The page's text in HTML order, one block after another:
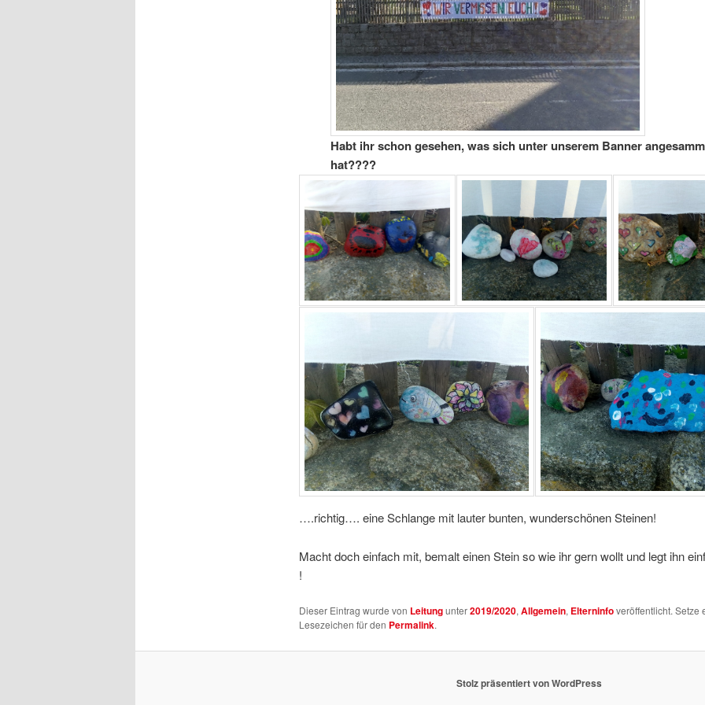
Habt ihr schon gesehen, was sich unter unserem Banner
hat????
….richtig…. eine Schlange mit lauter bunten, wunderschönen Steinen!
Macht doch einfach mit, bemalt einen Stein so wie ihr gern wollt und legt ihn
!
Dieser Eintrag wurde von Leitungunter2019/2020, Allgemein, Elterninfoveröffentlicht. Setze
Lesezeichen für den Permalink.
Stolz präsentiert von WordPress